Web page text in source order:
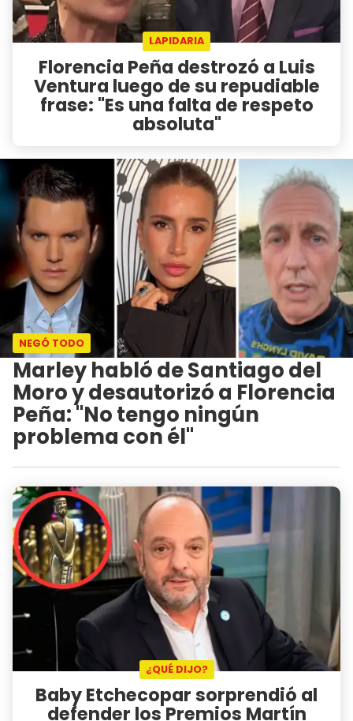
LAPIDARIA
Florencia Peña destrozó a Luis
Ventura luego de su repudiable
frase: "Es una falta de respeto
absoluta"
NEGÓ TODO
Marley habló de Santiago del
Moro y desautorizó a Florencia
Peña: "No tengo ningún
problema con él"
¿QUÉ DIJO?
Baby Etchecopar sorprendió al
defender los Premios Martín